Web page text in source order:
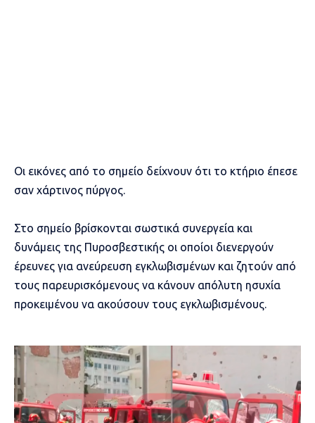
Οι εικόνες από το σημείο δείχνουν ότι το κτήριο έπεσε
σαν χάρτινος πύργος.
Στο σημείο βρίσκονται σωστικά συνεργεία και
δυνάμεις της Πυροσβεστικής οι οποίοι διενεργούν
έρευνες για ανεύρευση εγκλωβισμένων και ζητούν από
τους παρευρισκόμενους να κάνουν απόλυτη ησυχία
προκειμένου να ακούσουν τους εγκλωβισμένους.